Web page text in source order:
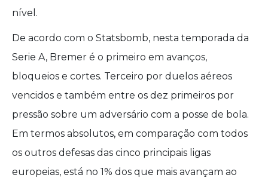
nível.
De acordo com o Statsbomb, nesta temporada da
Serie A, Bremer é o primeiro em avanços,
bloqueios e cortes. Terceiro por duelos aéreos
vencidos e também entre os dez primeiros por
pressão sobre um adversário com a posse de bola.
Em termos absolutos, em comparação com todos
os outros defesas das cinco principais ligas
europeias, está no 1% dos que mais avançam ao